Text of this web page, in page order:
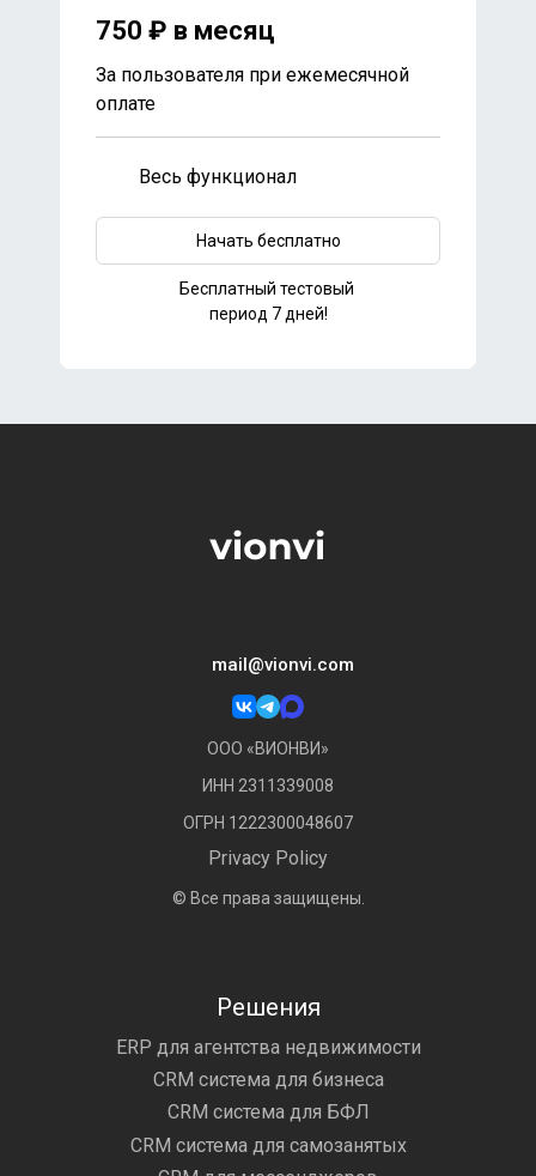
750 ₽ в месяц
За пользователя при ежемесячной
оплате
Весь функционал
Начать бесплатно
Бесплатный тестовый
период 7 дней!
mail@vionvi.com
ООО «ВИОНВИ»
ИНН 2311339008
ОГРН 1222300048607
Privacy Policy
© Все права защищены.
Решения
ERP для агентства недвижимости
CRM система для бизнеса
CRM система для БФЛ
CRM система для самозанятых